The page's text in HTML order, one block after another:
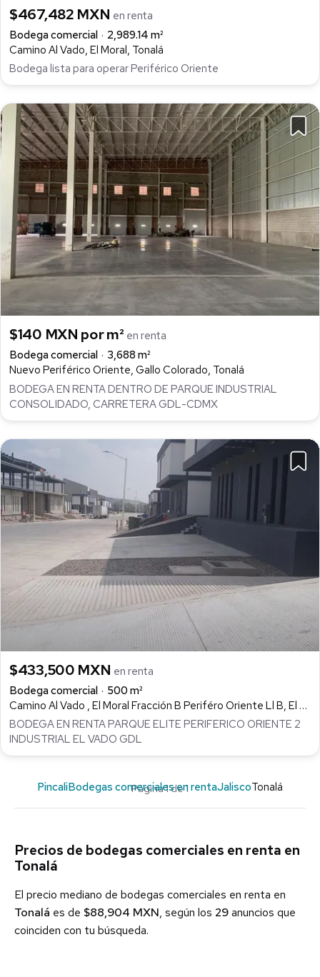
$467,482 MXN en renta
Bodega comercial
2,989.14 m²
Camino Al Vado, El Moral, Tonalá
Bodega lista para operar Periférico Oriente
$140 MXN por m² en renta
Bodega comercial
3,688 m²
Nuevo Periférico Oriente, Gallo Colorado, Tonalá
BODEGA EN RENTA DENTRO DE PARQUE INDUSTRIAL
CONSOLIDADO, CARRETERA GDL-CDMX
$433,500 MXN en renta
Bodega comercial
500 m²
Camino Al Vado , El Moral Fracción B Periféro Oriente Ll B, El Vado, Tonalá
BODEGA EN RENTA PARQUE ELITE PERIFERICO ORIENTE 2
INDUSTRIAL EL VADO GDL
Página 1 de 1
PincaliBodegas comerciales en rentaJaliscoTonalá
Precios de bodegas comerciales en renta en
Tonalá
El precio mediano de bodegas comerciales en renta en
Tonalá es de $88,904 MXN, según los 29anuncios que
coinciden con tu búsqueda.